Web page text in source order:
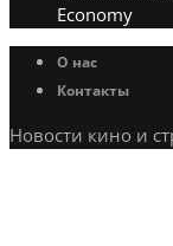
Economy
О нас
Контакты
Новости кино и